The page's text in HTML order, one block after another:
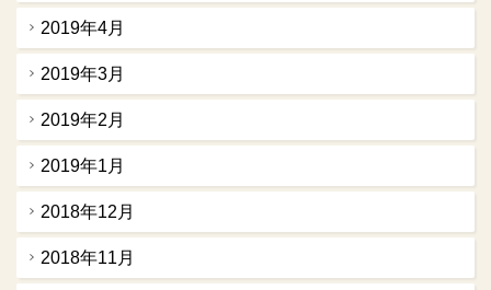
2019年4月
2019年3月
2019年2月
2019年1月
2018年12月
2018年11月